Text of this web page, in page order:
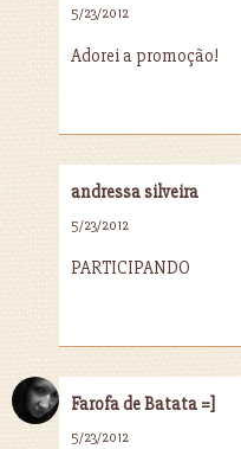
5/23/2012
Adorei a promoção!
andressa silveira
5/23/2012
PARTICIPANDO
Farofa de Batata =]
5/23/2012